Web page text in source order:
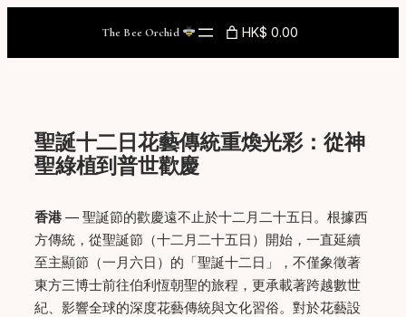
content
The Bee Orchid HK$ 0.00
聖誕十二日花藝傳統重煥光彩：從神
聖綠植到普世歡慶
香港— 聖誕節的歡慶遠不止於十二月二十五日。根據西
方傳統，從聖誕節（十二月二十五日）開始，一直延續
至主顯節（一月六日）的「聖誕十二日」，不僅象徵著
東方三博士前往伯利恆朝聖的旅程，更承載著跨越數世
紀、影響全球的深度花藝傳統與文化習俗。對於花藝設